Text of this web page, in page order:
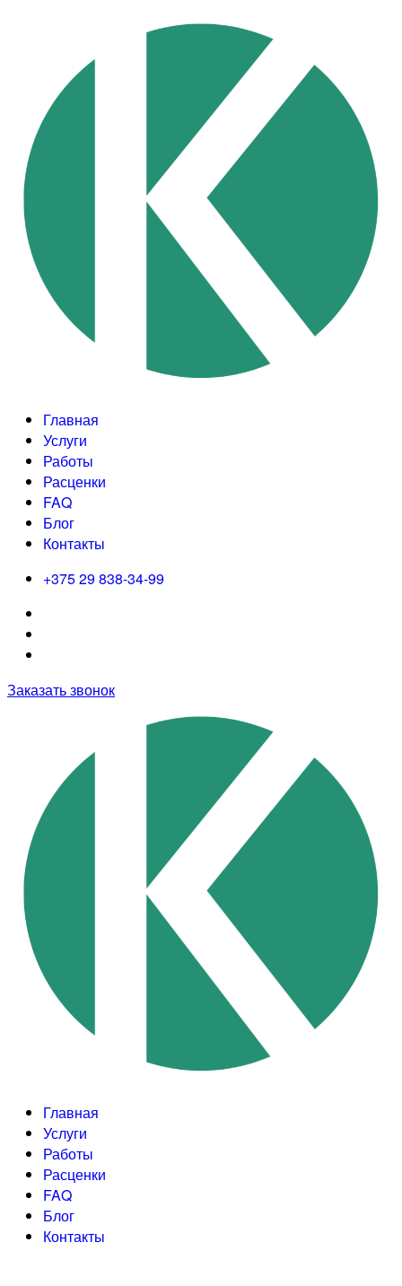
Главная
Услуги
Работы
Расценки
FAQ
Блог
Контакты
+375 29 838-34-99
Заказать звонок
Главная
Услуги
Работы
Расценки
FAQ
Блог
Контакты